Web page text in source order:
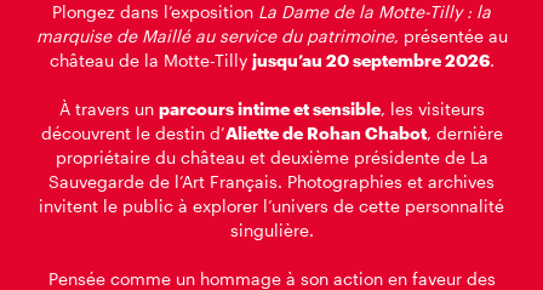
Plongez dans l’exposition La Dame de la Motte-Tilly : la
marquise de Maillé au service du patrimoine, présentée au
château de la Motte-Tilly jusqu’au 20 septembre 2026.
À travers un parcours intime et sensible, les visiteurs
découvrent le destin d’Aliette de Rohan Chabot, dernière
propriétaire du château et deuxième présidente de La
Sauvegarde de l’Art Français. Photographies et archives
invitent le public à explorer l’univers de cette personnalité
singulière.
Pensée comme un hommage à son action en faveur des